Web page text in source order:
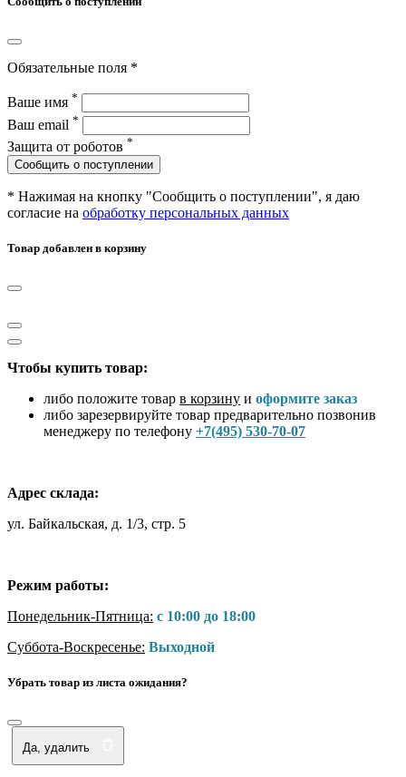
Обязательные поля *
Ваше имя *
Ваш email *
Защита от роботов *
Сообщить о поступлении
* Нажимая на кнопку "Сообщить о поступлении", я даю
согласие на обработку персональных данных
Товар добавлен в корзину
Чтобы купить товар:
либо положите товар в корзину и оформите заказ
либо зарезервируйте товар предварительно позвонив
менеджеру по телефону +7(495) 530-70-07
Адрес склада:
ул. Байкальская, д. 1/3, стр. 5
Режим работы:
Понедельник-Пятница: с 10:00 до 18:00
Суббота-Воскресенье: Выходной
Убрать товар из листа ожидания?
Да, удалить